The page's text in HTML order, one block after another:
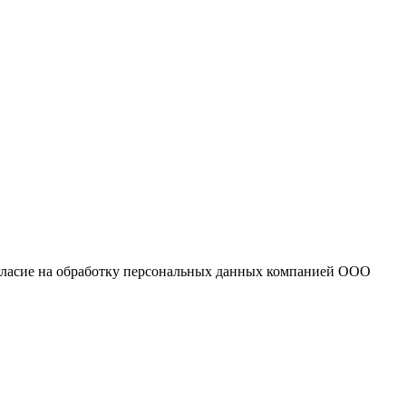
на обработку персональных данных компанией ООО